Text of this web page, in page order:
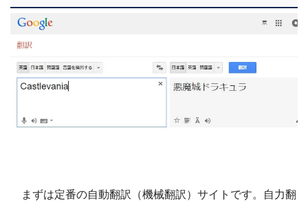
まずは定番の自動翻訳（機械翻訳）サイトです。自力翻